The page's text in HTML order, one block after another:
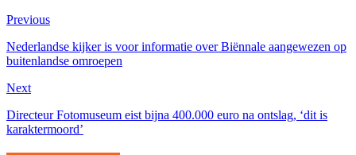
Previous
Nederlandse kijker is voor informatie over Biënnale aangewezen op
buitenlandse omroepen
Next
Directeur Fotomuseum eist bijna 400.000 euro na ontslag, ‘dit is
karaktermoord’